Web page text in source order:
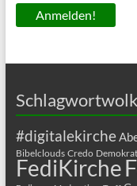
#digitalekirche
Bibelclouds Credo
FediKirche